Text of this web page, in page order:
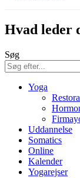
Hvad leder
Søg
Yoga
Uddannelse
Somatics
Online
Kalender
Yogarejser